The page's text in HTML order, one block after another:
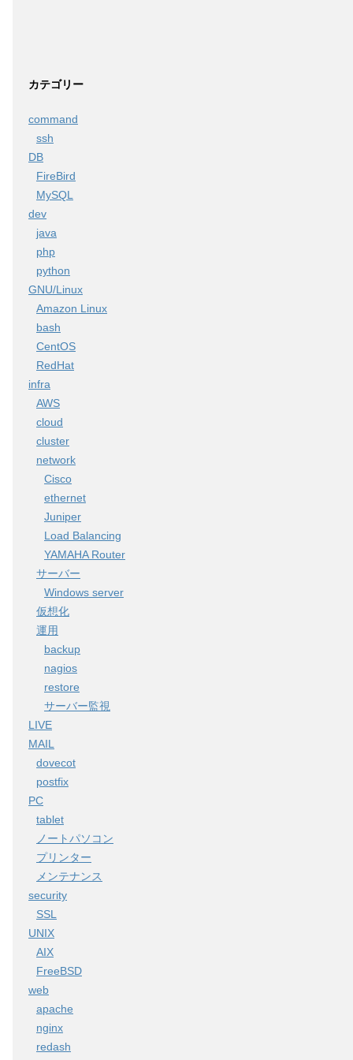
指定
コルの指定、httpでOK
こちらはhttpで指定しているエントリと同じでOK
カテゴリー
command
ssh
DB
FireBird
MySQL
dev
java
php
python
GNU/Linux
Amazon Linux
bash
CentOS
RedHat
infra
AWS
cloud
cluster
network
Cisco
ethernet
Juniper
Load Balancing
YAMAHA Router
サーバー
Windows server
仮想化
運用
backup
nagios
restore
サーバー監視
LIVE
MAIL
dovecot
postfix
PC
tablet
ノートパソコン
プリンター
メンテナンス
security
SSL
UNIX
AIX
FreeBSD
web
apache
nginx
redash